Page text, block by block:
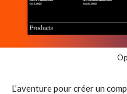
L’aventure pour créer un